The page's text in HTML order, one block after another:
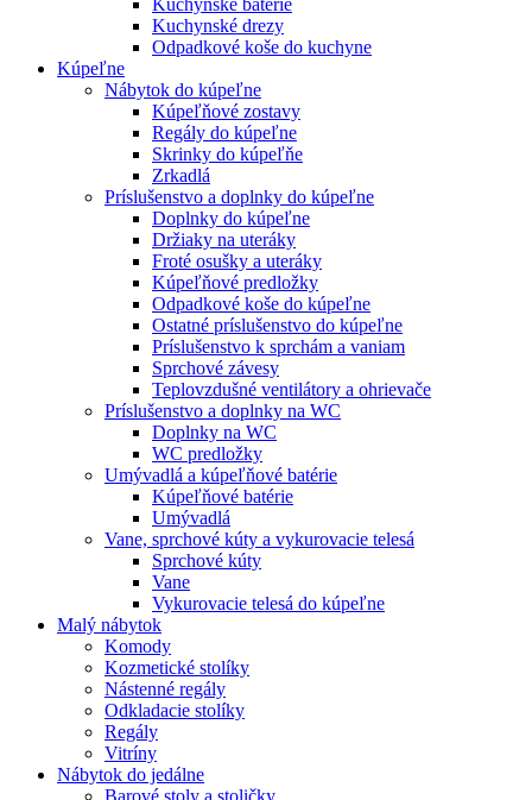
Kuchynské drezy
Odpadkové koše do kuchyne
Kúpeľne
Nábytok do kúpeľne
Kúpeľňové zostavy
Regály do kúpeľne
Skrinky do kúpeľňe
Zrkadlá
Príslušenstvo a doplnky do kúpeľne
Doplnky do kúpeľne
Držiaky na uteráky
Froté osušky a uteráky
Kúpeľňové predložky
Odpadkové koše do kúpeľne
Ostatné príslušenstvo do kúpeľne
Príslušenstvo k sprchám a vaniam
Sprchové závesy
Teplovzdušné ventilátory a ohrievače
Príslušenstvo a doplnky na WC
Doplnky na WC
WC predložky
Umývadlá a kúpeľňové batérie
Kúpeľňové batérie
Umývadlá
Vane, sprchové kúty a vykurovacie telesá
Sprchové kúty
Vane
Vykurovacie telesá do kúpeľne
Malý nábytok
Komody
Kozmetické stolíky
Nástenné regály
Odkladacie stolíky
Regály
Vitríny
Nábytok do jedálne
Barové stoly a stoličky